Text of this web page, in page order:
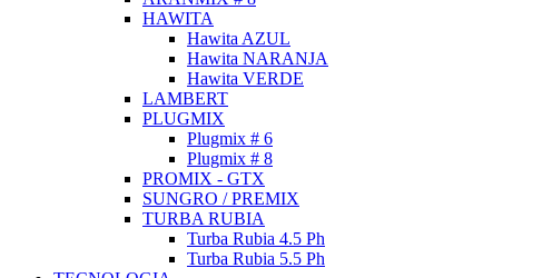
HAWITA
Hawita AZUL
Hawita NARANJA
Hawita VERDE
LAMBERT
PLUGMIX
Plugmix # 6
Plugmix # 8
PROMIX - GTX
SUNGRO / PREMIX
TURBA RUBIA
Turba Rubia 4.5 Ph
Turba Rubia 5.5 Ph